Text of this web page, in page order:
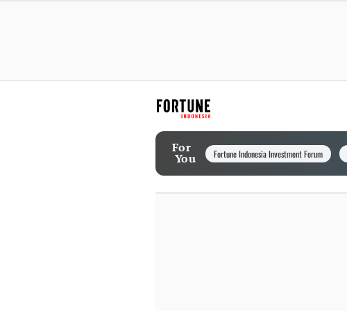
For
You Fortune Indonesia Investment Forum